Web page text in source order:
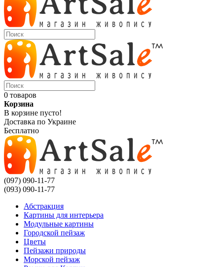
0 товаров
Корзина
В корзине пусто!
Доставка по Украине
Бесплатно
(097) 090-11-77
(093) 090-11-77
Абстракция
Картины для интерьера
Модульные картины
Городской пейзаж
Цветы
Пейзажи природы
Морской пейзаж